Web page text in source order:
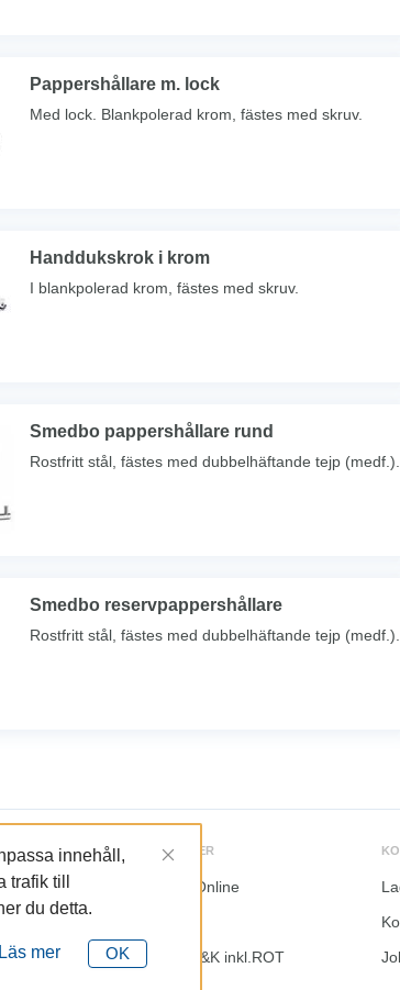
Pappershållare m. lock
Med lock. Blankpolerad krom, fästes med skruv.
Handdukskrok i krom
I blankpolerad krom, fästes med skruv.
Smedbo pappershållare rund
Rostfritt stål, fästes med dubbelhäftande tejp (medf.).
Smedbo reservpappershållare
Rostfritt stål, fästes med dubbelhäftande tejp (medf.).
aktiviteter
TJÄNSTER
LundaOnline
Kalkyl I&K inkl.ROT
innehåll,
till
du detta.
Läs mer OK